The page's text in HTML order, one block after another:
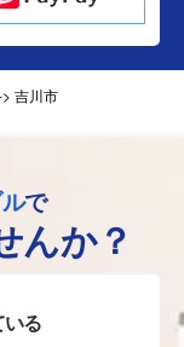
吉川市
で
んか？
いる